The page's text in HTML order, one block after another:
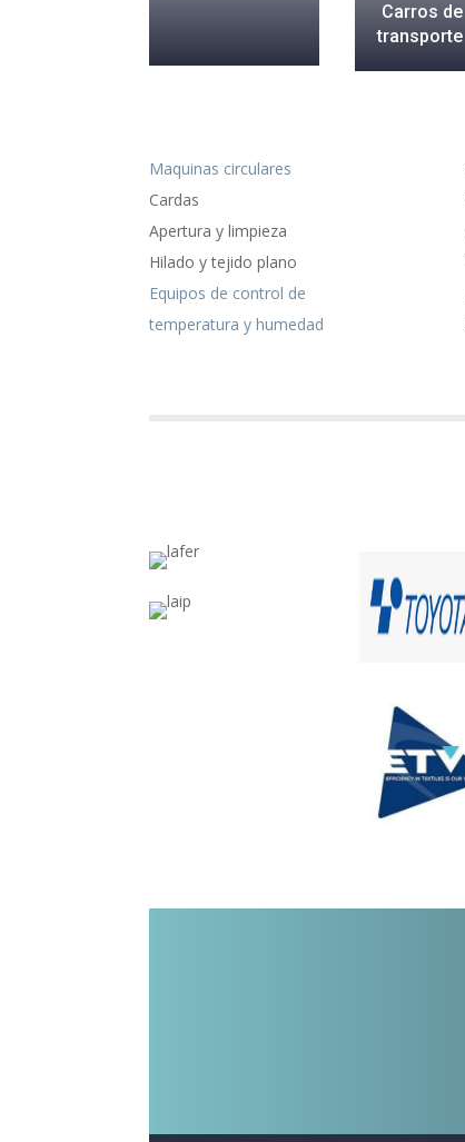
Carros de
transporte
Maquinas circulares
Cardas
Apertura y limpieza
Hilado y tejido plano
Equipos de control de
temperatura y humedad